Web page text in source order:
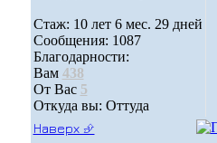
Стаж: 10 лет 6 мес. 29 дней
Сообщения: 1087
Благодарности:
Вам 438
От Вас 5
Откуда вы: Оттуда
Наверх ⮵